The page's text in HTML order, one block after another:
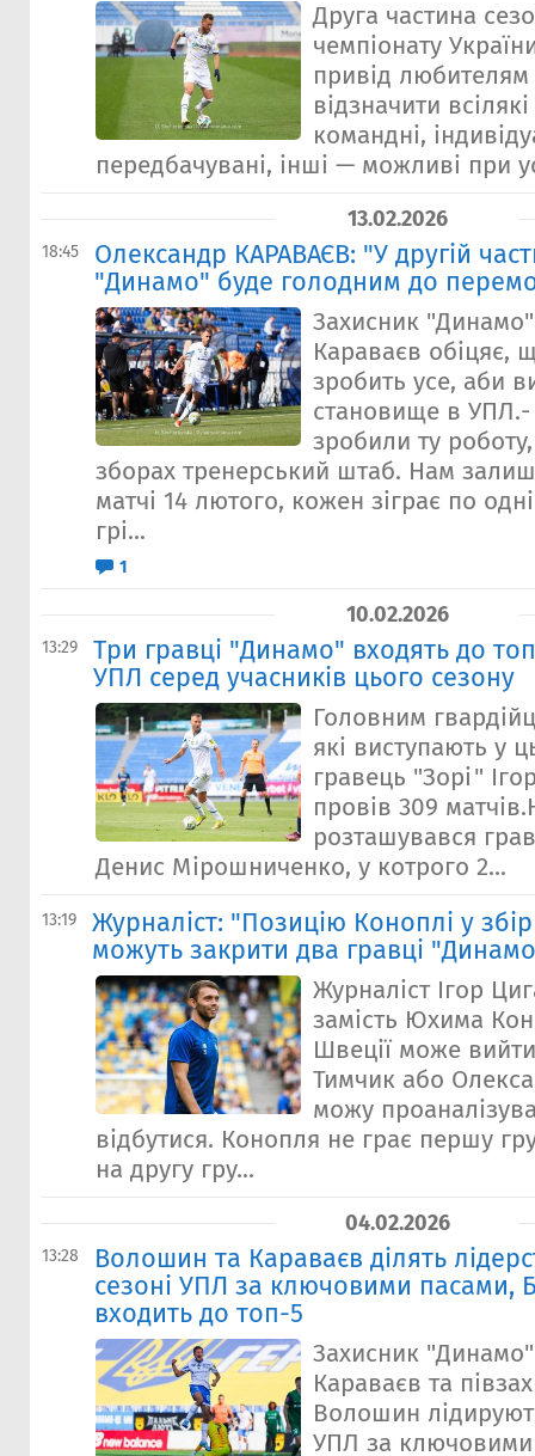
Друга частина
чемпіонату
привід любителям
відзначити
командні,
передбачувані, інші — можливі при
13.02.2026
18:45
Олександр КАРАВАЄВ: "У другій
"Динамо" буде голодним до
Захисник
Караваєв обіцяє,
зробить усе, аби
становище в
зробили ту
зборах тренерський штаб. Нам
матчі 14 лютого, кожен зіграє по
грі...
1
10.02.2026
13:29
Три гравці "Динамо" входять до
УПЛ серед учасників цього сезону
Головним
які виступають у
гравець "Зорі"
провів 309
розташувався
Денис Мірошниченко, у котрого 2...
13:19
Журналіст: "Позицію Коноплі у
можуть закрити два гравці
Журналіст Ігор
замість Юхима
Швеції може
Тимчик або
можу
відбутися. Конопля не грає першу
на другу гру...
04.02.2026
13:28
Волошин та Караваєв ділять
сезоні УПЛ за ключовими пасами,
входить до топ-5
Захисник
Караваєв та
Волошин
УПЛ за